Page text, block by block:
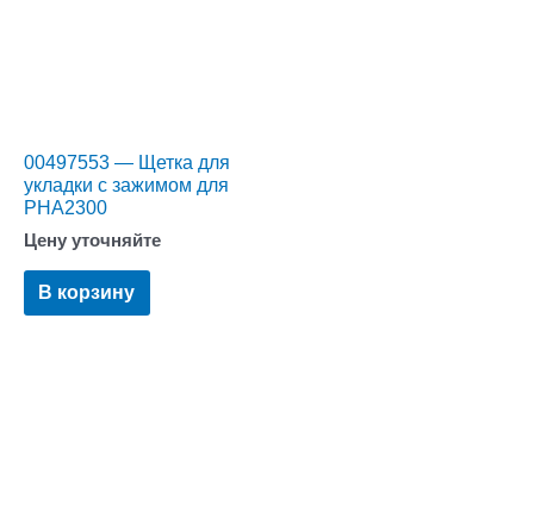
00497553 — Щетка для
укладки с зажимом для
PHA2300
Цену уточняйте
В корзину